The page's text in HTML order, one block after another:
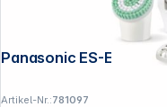
Panasonic ES-EY 80 A
Artikel-Nr.:781097